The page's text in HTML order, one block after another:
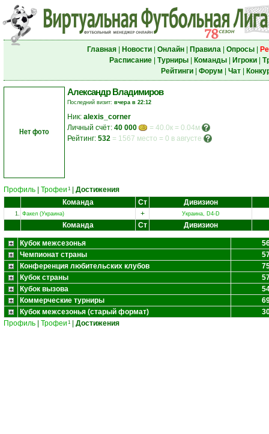
Главная| Новости| Онлайн| Правила| Опросы|
Расписание| Турниры| Команды| Игроки|
Рейтинги| Форум Чат|
Нет фото
Александр Владимиров
Последний визит: вчера в 22:12
Ник: alexis_corner
Личный счёт: 40 000
= 40.0к = 0.04м
Рейтинг: 532 = 1567 место = 0 в августе
Профиль Трофеи 1
Достижения
Команда
Ст Дивизион
1. Факел (Украина) + Украина, D4-D
Команда Ст Дивизион
Кубок межсезонья
Чемпионат страны
Конференция любительских клубов
Кубок страны
Кубок вызова
Коммерческие турниры
Кубок межсезонья (старый формат)
Профиль
Трофеи 1 Достижения